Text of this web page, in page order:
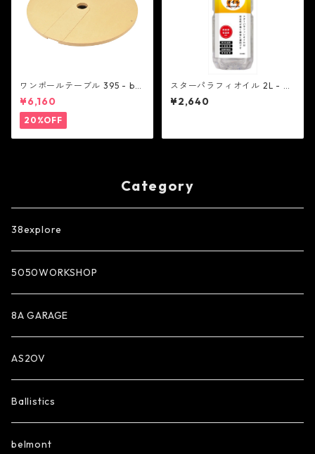
ワンポールテーブル 395 - bel
mont
¥6,160
20%OFF
スターパラフィオイル 2L - ス
ター商事
¥2,640
Category
38explore
5050WORKSHOP
8A GARAGE
AS2OV
Ballistics
belmont